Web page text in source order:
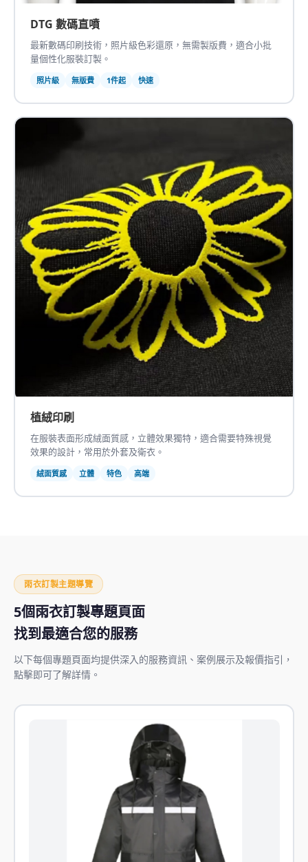
DTG 數碼直噴
最新數碼印刷技術，照片級色彩還原，無需製版費，適合小批
量個性化服裝訂製。
照片級 無版費 1件起 快速
植絨印刷
在服裝表面形成絨面質感，立體效果獨特，適合需要特殊視覺
效果的設計，常用於外套及衛衣。
絨面質感 立體 特色 高端
雨衣訂製主題導覽
5個雨衣訂製專題頁面
找到最適合您的服務
以下每個專題頁面均提供深入的服務資訊、案例展示及報價指引，
點擊即可了解詳情。